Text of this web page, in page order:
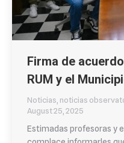
Firma de
RUM y el
Noticias noticias
August 25, 2025
Estimadas profesoras y